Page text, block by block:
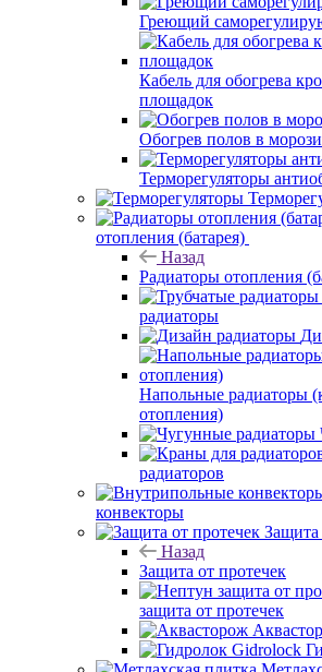
Греющий
Кабель для обогрева
площадок
Обогрев полов в
Терморегуляторы
отопления (батарея)
Назад
Радиаторы отопления
радиаторы
Напольные радиаторы
отопления)
радиаторов
конвекторы
Защита
Назад
Защита от протечек
защита от протечек